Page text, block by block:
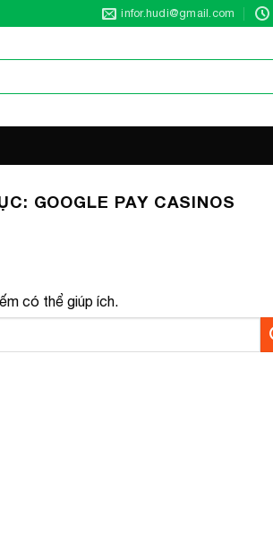
infor.hudi@gmail.com
GOOGLE PAY CASINOS
có thể giúp ích.